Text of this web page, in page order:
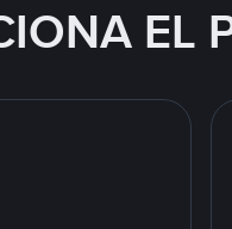
EL